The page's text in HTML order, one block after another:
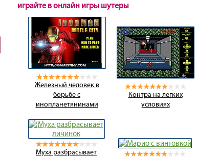
играйте в онлайн игры шутеры
Железный человек в
борьбе с
инопланетянинами
Контра на легких
условиях
Муха разбрасывает